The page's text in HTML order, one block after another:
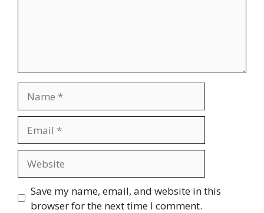
Save my name, email, and website in this
browser for the next time I comment.